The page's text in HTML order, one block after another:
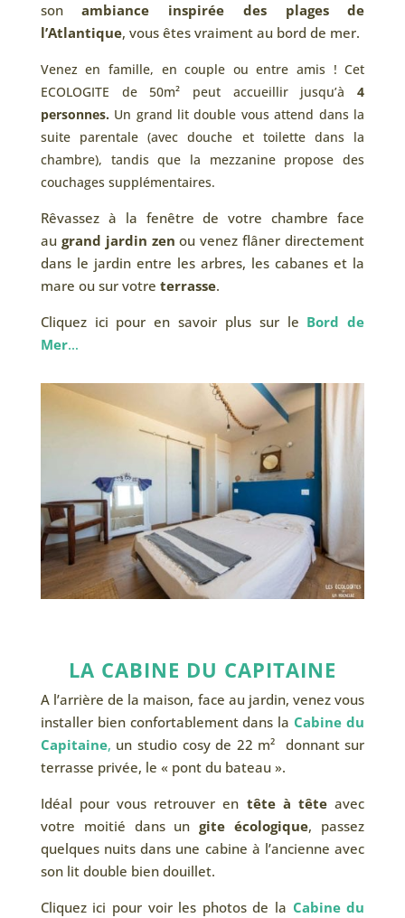
sonambiance inspirée des plages de
l’Atlantique, vous êtes vraiment au bord de mer.
Venez en famille, en couple ou entre amis ! Cet
ECOLOGITE de 50m² peut accueillir jusqu’à4
personnes.Un grand lit double vous attend dans la
suite parentale (avec douche et toilette dans la
chambre), tandis que la mezzanine propose des
couchages supplémentaires.
Rêvassez à la fenêtre de votre chambre face
au grand jardin zen ou venez flâner directement
dans le jardin entre les arbres, les cabanes et la
mare ou sur votre terrasse.
Cliquez ici pour en savoir plus sur le Bord de
Mer…
LA CABINE DU CAPITAINE
A l’arrière de la maison, face au jardin, venez vous
installer bien confortablement dans la Cabine du
Capitaine, un studio cosy de 22 m² donnant sur
terrasse privée, le « pont du bateau ».
Idéal pour vous retrouver en tête à têteavec
votre moitié dans ungite écologique, passez
quelques nuits dans une cabine à l’ancienne avec
son lit double bien douillet.
Cliquez ici pour voir les photos de la Cabine du